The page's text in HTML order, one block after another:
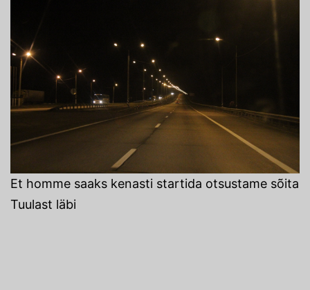
Et homme saaks kenasti startida otsustame sõita
Tuulast läbi